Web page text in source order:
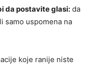
da postavite glasi: da
samo uspomena na
koje ranije niste